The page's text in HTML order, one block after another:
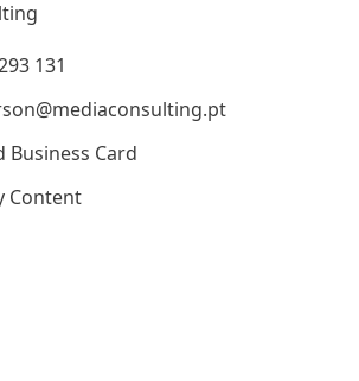
131
Business Card
Content